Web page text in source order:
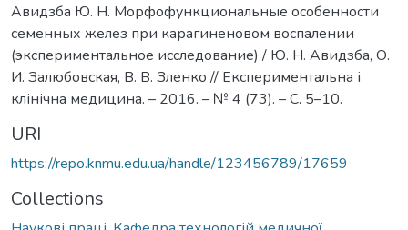
Авидзба Ю. Н. Морфофункциональные особенности
семенных желез при карагиненовом воспалении
(экспериментальное исследование) / Ю. Н. Авидзба, О.
И. Залюбовская, В. В. Зленко // Експериментальна і
клінічна медицина. – 2016. – № 4 (73). – С. 5–10.
URI
https://repo.knmu.edu.ua/handle/123456789/17659
Collections